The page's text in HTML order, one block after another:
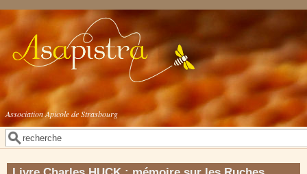
Aller au contenu principal
Association Apicole de Strasbourg
Formulaire de recherche
Rechercher